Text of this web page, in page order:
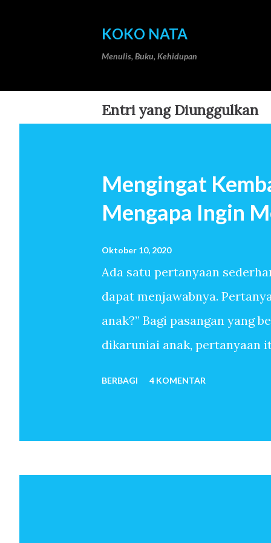
KOKO NATA
Menulis, Buku, Kehidupan
Entri yang Diunggulkan
Mengingat
Mengapa Ingin
Oktober 10, 2020
Ada satu pertanyaan
dapat menjawabnya.
anak?” Bagi pasangan yang
dikaruniai anak, pertanyaan
oleh-Nya, pertanyaan
BERBAGI 4 KOMENTAR